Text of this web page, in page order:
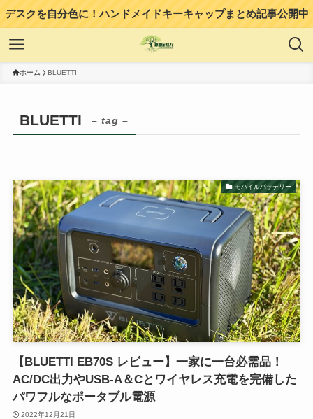
デスクを自分色に！ハンドメイドキーキャップまとめ記事公開中
ホーム BLUETTI
BLUETTI – tag –
モバイルバッテリー
【BLUETTI EB70S レビュー】一家に一台必需品！
AC/DC出力やUSB-A＆Cとワイヤレス充電を完備した
パワフルなポータブル電源
2022年12月21日